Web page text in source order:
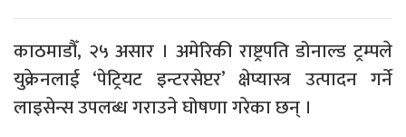
काठमाडौँ, २५ असार । अमेरिकी राष्ट्रपति डोनाल्ड ट्रम्पले
युक्रेनलाई ‘पेट्रियट इन्टरसेप्टर’ क्षेप्यास्त्र उत्पादन गर्ने
लाइसेन्स उपलब्ध गराउने घोषणा गरेका छन् ।